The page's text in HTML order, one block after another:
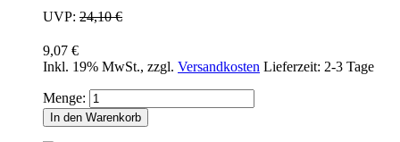
UVP: 24,10 €
9,07 €
Inkl. 19% MwSt., zzgl. Versandkosten Lieferzeit: 2-3 Tage
Menge:
In den Warenkorb